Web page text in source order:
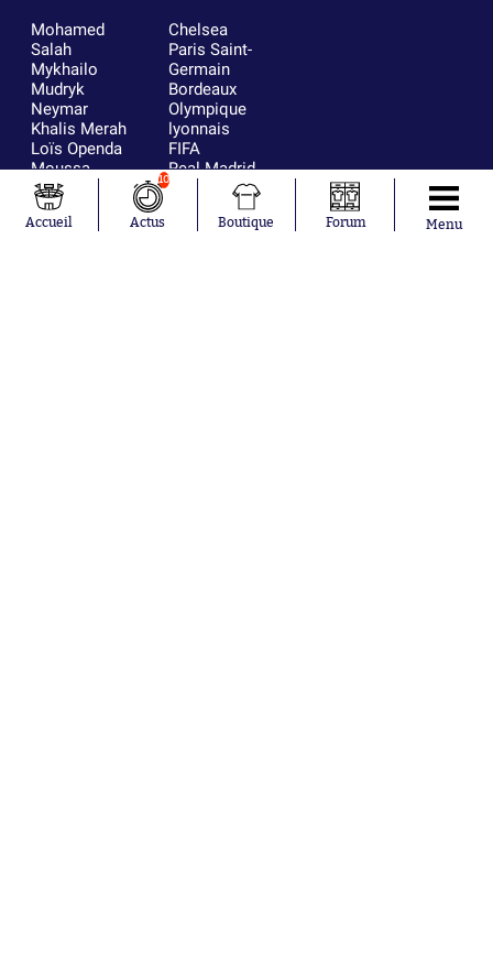
Mohamed
Salah
Mykhailo
Mudryk
Neymar
Khalis Merah
Loïs Openda
Moussa
Niakhaté
Nicolás
Tagliafico
Chelsea
Paris Saint-
Germain
Bordeaux
Olympique
lyonnais
FIFA
Real Madrid
RC Strasbourg
France
Accueil
10
Actus Boutique Forum Menu